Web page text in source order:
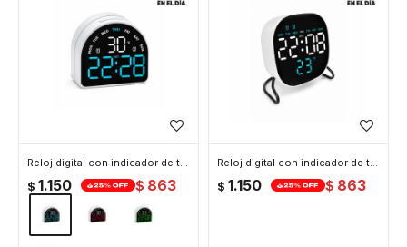
Reloj digital con indicador de temperatura Arco - Azul
$ 1.150 $ 863
Reloj digital con indicador de temperatura Cuadrado Blanco - Blanco
$ 1.150 $ 863